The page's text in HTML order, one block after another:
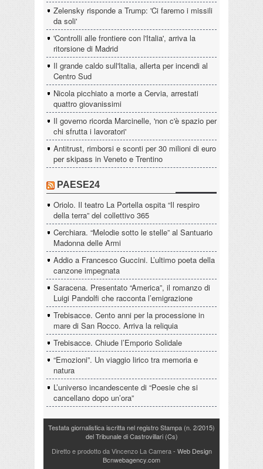
Zelensky risponde a Trump: 'Ci faremo i missili
da soli'
'Controlli alle frontiere con l'Italia', arriva la
ritorsione di Madrid
Il grande caldo sull'Italia, allerta per incendi al
Centro Sud
Nicola picchiato a morte a Cervia, arrestati
quattro giovanissimi
Il governo ricorda Marcinelle, 'non c'è spazio per
chi sfrutta i lavoratori'
Antitrust, rimborsi e sconti per 30 milioni di euro
per skipass in Veneto e Trentino
PAESE24
Oriolo. Il teatro La Portella ospita “Il respiro
della terra” del collettivo 365
Cerchiara. “Melodie sotto le stelle” al Santuario
Madonna delle Armi
Addio a Francesco Guccini. L’ultimo poeta della
canzone impegnata
Saracena. Presentato “America”, il romanzo di
Luigi Pandolfi che racconta l’emigrazione
Trebisacce. Cento anni per la processione in
mare di San Rocco. Arriva la reliquia
Trebisacce. Chiude l’Emporio Solidale
“Emozioni”. Un viaggio lirico tra memoria e
natura
L’universo incandescente di “Poesie che si
cancellano dopo un’ora”
Testata giornalistica iscritta nel registro Stampa (n. 2/2015)
del Tribunale di Castrovillari (Cs)
Diretto e prodotto da Vincenzo La Camera- Web Design
Bcnwebagency.com